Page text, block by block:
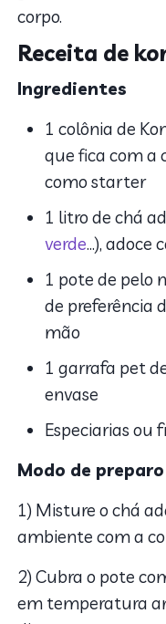
corpo.
Receita de
Ingredientes
1 colônia de
que fica com a
como starter
1 litro de chá
verde…), adoce
1 pote de pelo
de preferência
mão
1 garrafa pet
envase
Especiarias ou
Modo de preparo
1) Misture o chá
ambiente com a
2) Cubra o pote
em temperatura